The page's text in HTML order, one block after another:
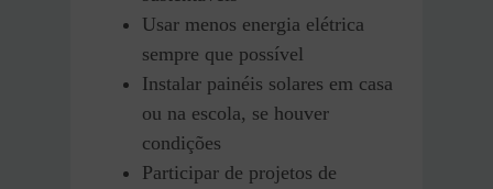
Usar menos energia elétrica
sempre que possível
Instalar painéis solares em casa
ou na escola, se houver
condições
Participar de projetos de